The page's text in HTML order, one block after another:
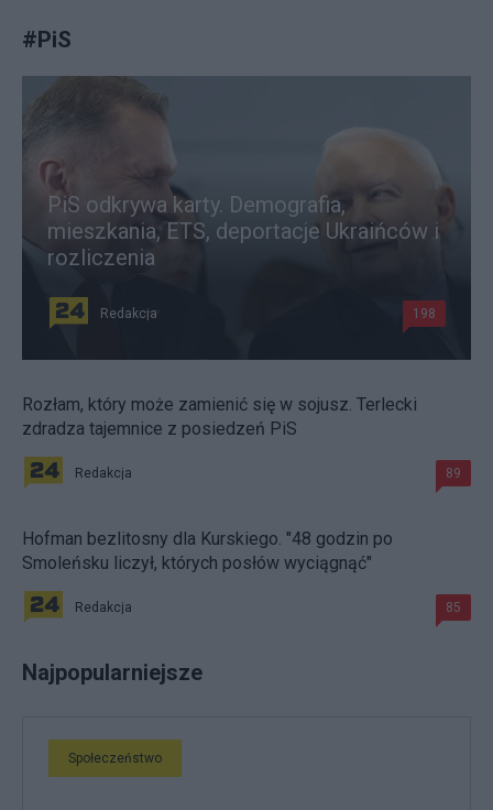
#PiS
PiS odkrywa karty. Demografia,
mieszkania, ETS, deportacje Ukraińców i
rozliczenia
Redakcja 198
Rozłam, który może zamienić się w sojusz. Terlecki
zdradza tajemnice z posiedzeń PiS
Redakcja 89
Hofman bezlitosny dla Kurskiego. "48 godzin po
Smoleńsku liczył, których posłów wyciągnąć"
Redakcja 85
Najpopularniejsze
Społeczeństwo